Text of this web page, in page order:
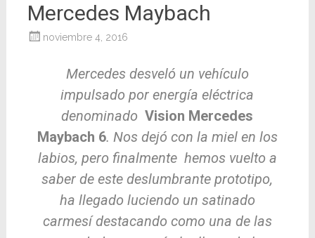
Mercedes Maybach
noviembre 4, 2016
Mercedes desveló un vehículo
impulsado por energía eléctrica
denominado Vision Mercedes
Maybach 6. Nos dejó con la miel en los
labios, pero finalmente hemos vuelto a
saber de este deslumbrante prototipo,
ha llegado luciendo un satinado
carmesí destacando como una de las